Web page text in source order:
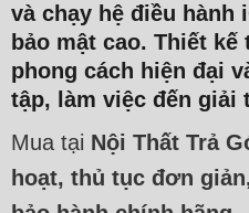
và chạy hệ điều hành
bảo mật cao. Thiết
phong cách hiện đại
tập, làm việc đến giải
Mua tại Nội Thất Trả
hoạt, thủ tục đơn